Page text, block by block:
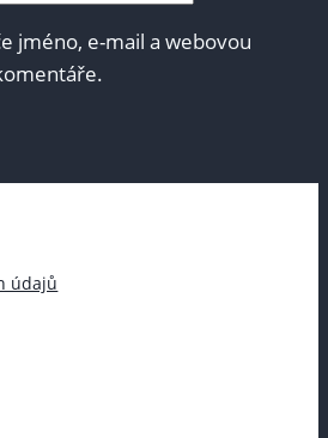
jméno, e-mail a webovou
údajů